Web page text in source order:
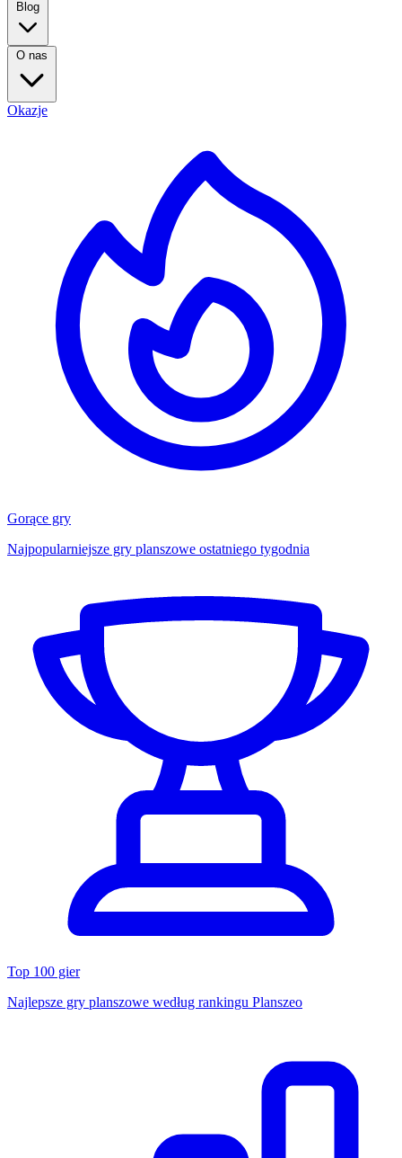
Blog
O nas
Okazje
Gorące gry
Najpopularniejsze gry planszowe ostatniego tygodnia
Top 100 gier
Najlepsze gry planszowe według rankingu Planszeo